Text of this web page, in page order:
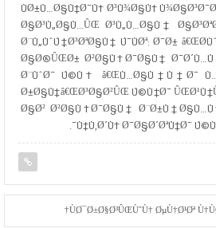
ÙØ±Ù…Ø§Ù†Ø¯Ù‡ Ø³Ù¾Ø§Ù‡
Ø§Ø³Ù„Ø§Ù…ÛŒ Ø³Ù„Ù…Ø§Ù†
Ø¨Ù„ÙˆÚ†Ø³ØªØ§Ù† Ú¯ÙØª: Ø¯Ø±
Ø§Ø®ÛŒØ± Ø²Ø§Ù‡Ø¯Ø§Ù†
Ø¨ÙˆØ¯ Ú©Ù‡ â€ŒÙ…Ø§Ù†Ù†Ø¯
Ø±Ø§Ù†â€ŒØ³Ø§Ø²ÛŒ Ú©Ù†Ø¯
Ø§Ø² Ø²Ø§Ù‡Ø¯Ø§Ù†
Ù†Ù‚Ø´Ù‡ Ø¯Ø§Ø´ØªÙ†Ø¯